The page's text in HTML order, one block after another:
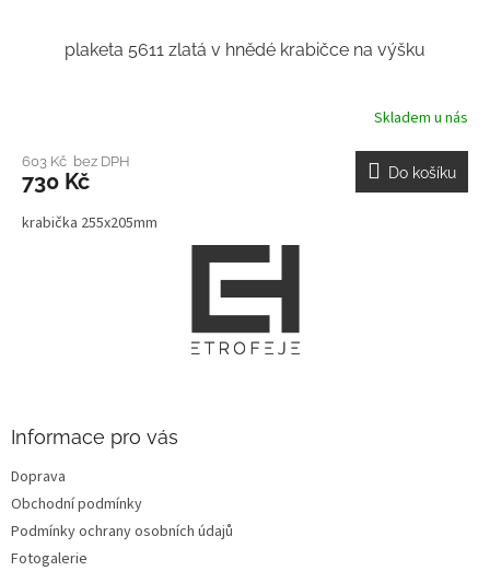
plaketa 5611 zlatá v hnědé krabičce na výšku
Skladem u nás
603 Kč bez DPH
730 Kč Do košíku
krabička 255x205mm
Informace pro vás
Doprava
Obchodní podmínky
Podmínky ochrany osobních údajů
Fotogalerie